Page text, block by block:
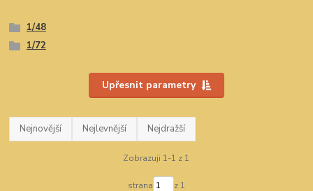
1/48
1/72
Upřesnit parametry
Nejnovější Nejlevnější Nejdražší
Zobrazuji 1-1 z 1
strana z 1